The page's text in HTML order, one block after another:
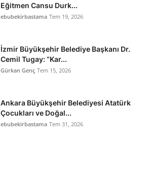
Eğitmen Cansu Durk...
ebubekirbastama Tem 19, 2026
İzmir Büyükşehir Belediye Başkanı Dr.
Cemil Tugay: “Kar...
Gürkan Genç Tem 15, 2026
Ankara Büyükşehir Belediyesi Atatürk
Çocukları ve Doğal...
ebubekirbastama Tem 31, 2026